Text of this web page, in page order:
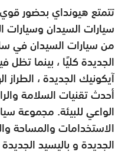
تتمتع هيونداي بحضور
سيارات السيدان
من سيارات السيدان في
الجديدة كليًا ، بينما تظل
آيكونيك الجديدة ، الطراز
أحدث تقنيات السلامة
الواعي للبيئة. مجموعة
الاستخدامات والمساحة
الجديدة و باليسيد